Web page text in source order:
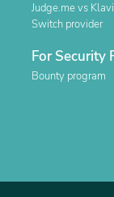
Judge.me vs
Switch provider
For Security
Bounty program